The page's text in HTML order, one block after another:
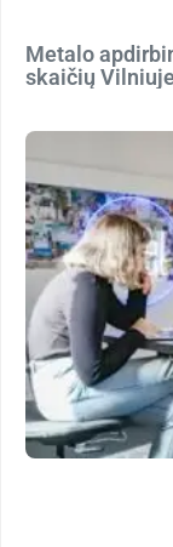
Metalo
skaičių